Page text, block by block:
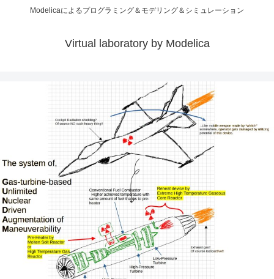
Modelicaによるプログラミング＆モデリング＆シミュレーション
Virtual laboratory by Modelica